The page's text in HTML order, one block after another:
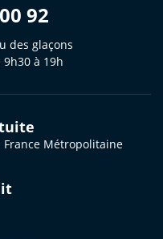
92
des glaçons
à 19h
Métropolitaine